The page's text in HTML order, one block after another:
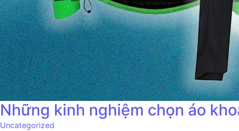
Những kinh nghiệm chọn áo
Uncategorized